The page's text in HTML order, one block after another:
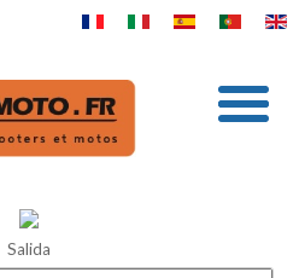
Salida